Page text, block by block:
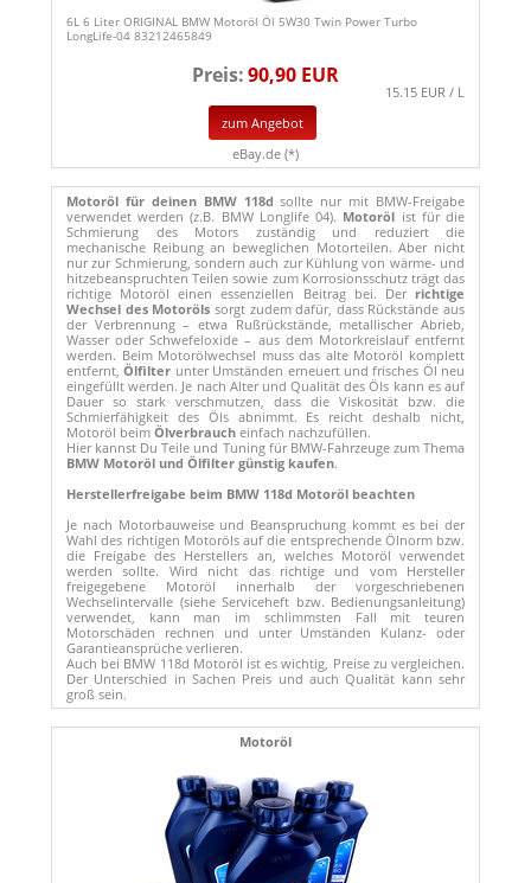
6L 6 Liter ORIGINAL BMW Motoröl Öl 5W30 Twin Power Turbo
LongLife-04 83212465849
Preis:90,90 EUR
15.15 EUR / L
zum Angebot
eBay.de (*)
Motoröl für deinen BMW 118d sollte nur mit BMW-Freigabe
verwendet werden (z.B. BMW Longlife 04). Motoröl ist für die
Schmierung des Motors zuständig und reduziert die
mechanische Reibung an beweglichen Motorteilen. Aber nicht
nur zur Schmierung, sondern auch zur Kühlung von wärme- und
hitzebeanspruchten Teilen sowie zum Korrosionsschutz trägt das
richtige Motoröl einen essenziellen Beitrag bei. Der richtige
Wechsel des Motoröls sorgt zudem dafür, dass Rückstände aus
der Verbrennung – etwa Rußrückstände, metallischer Abrieb,
Wasser oder Schwefeloxide – aus dem Motorkreislauf entfernt
werden. Beim Motorölwechsel muss das alte Motoröl komplett
entfernt,Ölfilter unter Umständen erneuert und frisches Öl neu
eingefüllt werden. Je nach Alter und Qualität des Öls kann es auf
Dauer so stark verschmutzen, dass die Viskosität bzw. die
Schmierfähigkeit des Öls abnimmt. Es reicht deshalb nicht,
Motoröl beim Ölverbrauch einfach nachzufüllen.
Hier kannst Du Teile und Tuning für BMW-Fahrzeuge zum Thema
BMW Motoröl und Ölfilter günstig kaufen.
Herstellerfreigabe beim BMW 118d Motoröl beachten
Je nach Motorbauweise und Beanspruchung kommt es bei der
Wahl des richtigen Motoröls auf die entsprechende Ölnorm bzw.
die Freigabe des Herstellers an, welches Motoröl verwendet
werden sollte. Wird nicht das richtige und vom Hersteller
freigegebene Motoröl innerhalb der vorgeschriebenen
Wechselintervalle (siehe Serviceheft bzw. Bedienungsanleitung)
verwendet, kann man im schlimmsten Fall mit teuren
Motorschäden rechnen und unter Umständen Kulanz- oder
Garantieansprüche verlieren.
Auch bei BMW 118d Motoröl ist es wichtig, Preise zu vergleichen.
Der Unterschied in Sachen Preis und auch Qualität kann sehr
groß sein.
Motoröl